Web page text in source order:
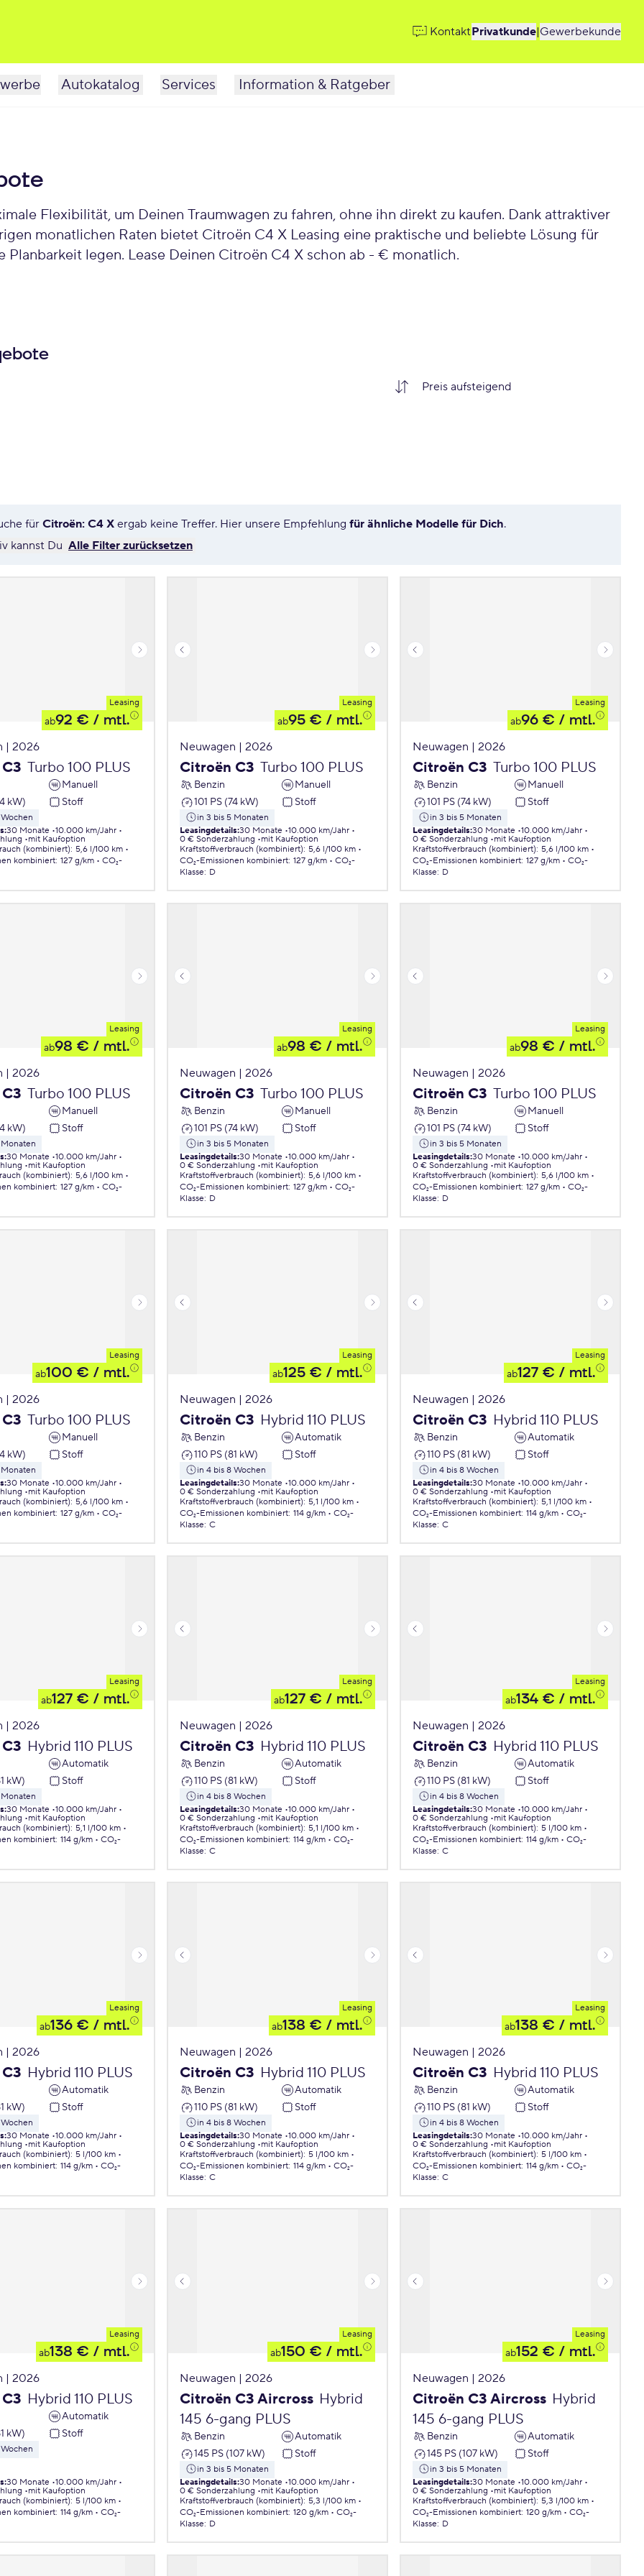
KontaktPrivatkunde|Gewerbekunde
Autokatalog Services Information & Ratgeber
Flexibilität, um Deinen Traumwagen zu fahren, ohne ihn direkt zu kaufen. Dank attraktiver
monatlichen Raten bietet Citroën C4 X Leasing eine praktische und beliebte Lösung für
legen. Lease Deinen Citroën C4 X schon ab - € monatlich.
fürCitroën: C4 X ergab keine Treffer. Hier unsere Empfehlung für ähnliche Modelle für Dich.
kannst Du Alle Filter zurücksetzen
Leasing
ab92 € / mtl.
| 2026
Turbo 100 PLUS
Manuell
kW)
Stoff
:30 Monate 10.000 km/Jahr
mit Kaufoption
(kombiniert): 5,6 l/100 km
kombiniert: 127 g/km
CO₂-
Leasing
ab95 € / mtl.
Neuwagen | 2026
Citroën C3 Turbo 100 PLUS
Benzin
Manuell
101 PS (74 kW)
Stoff
in 3 bis 5 Monaten
Leasingdetails:30 Monate 10.000 km/Jahr
0 € Sonderzahlung
mit Kaufoption
Kraftstoffverbrauch (kombiniert): 5,6 l/100 km
CO₂-Emissionen kombiniert: 127 g/km
CO₂-
Klasse: D
Leasing
ab96 € / mtl.
Neuwagen | 2026
Citroën C3 Turbo 100 PLUS
Benzin
Manuell
101 PS (74 kW)
Stoff
in 3 bis 5 Monaten
Leasingdetails:30 Monate 10.000 km/Jahr
0 € Sonderzahlung
mit Kaufoption
Kraftstoffverbrauch (kombiniert): 5,6 l/100 km
CO₂-Emissionen kombiniert: 127 g/km
CO₂-
Klasse: D
Leasing
ab98 € / mtl.
| 2026
Turbo 100 PLUS
Manuell
kW)
Stoff
:30 Monate 10.000 km/Jahr
mit Kaufoption
(kombiniert): 5,6 l/100 km
kombiniert: 127 g/km
CO₂-
Leasing
ab98 € / mtl.
Neuwagen | 2026
Citroën C3 Turbo 100 PLUS
Benzin
Manuell
101 PS (74 kW)
Stoff
in 3 bis 5 Monaten
Leasingdetails:30 Monate 10.000 km/Jahr
0 € Sonderzahlung
mit Kaufoption
Kraftstoffverbrauch (kombiniert): 5,6 l/100 km
CO₂-Emissionen kombiniert: 127 g/km
CO₂-
Klasse: D
Leasing
ab98 € / mtl.
Neuwagen | 2026
Citroën C3 Turbo 100 PLUS
Benzin
Manuell
101 PS (74 kW)
Stoff
in 3 bis 5 Monaten
Leasingdetails:30 Monate 10.000 km/Jahr
0 € Sonderzahlung
mit Kaufoption
Kraftstoffverbrauch (kombiniert): 5,6 l/100 km
CO₂-Emissionen kombiniert: 127 g/km
CO₂-
Klasse: D
Leasing
ab100 € / mtl.
| 2026
Turbo 100 PLUS
Manuell
kW)
Stoff
:30 Monate 10.000 km/Jahr
mit Kaufoption
(kombiniert): 5,6 l/100 km
kombiniert: 127 g/km
CO₂-
Leasing
ab125 € / mtl.
Neuwagen | 2026
Citroën C3 Hybrid 110 PLUS
Benzin
Automatik
110 PS (81 kW)
Stoff
in 4 bis 8 Wochen
Leasingdetails:30 Monate 10.000 km/Jahr
0 € Sonderzahlung
mit Kaufoption
Kraftstoffverbrauch (kombiniert): 5,1 l/100 km
CO₂-Emissionen kombiniert: 114 g/km
CO₂-
Klasse: C
Leasing
ab127 € / mtl.
Neuwagen | 2026
Citroën C3 Hybrid 110 PLUS
Benzin
Automatik
110 PS (81 kW)
Stoff
in 4 bis 8 Wochen
Leasingdetails:30 Monate 10.000 km/Jahr
0 € Sonderzahlung
mit Kaufoption
Kraftstoffverbrauch (kombiniert): 5,1 l/100 km
CO₂-Emissionen kombiniert: 114 g/km
CO₂-
Klasse: C
Leasing
ab127 € / mtl.
| 2026
Hybrid 110 PLUS
Automatik
kW)
Stoff
:30 Monate 10.000 km/Jahr
mit Kaufoption
(kombiniert): 5,1 l/100 km
kombiniert: 114 g/km
CO₂-
Leasing
ab127 € / mtl.
Neuwagen | 2026
Citroën C3 Hybrid 110 PLUS
Benzin
Automatik
110 PS (81 kW)
Stoff
in 4 bis 8 Wochen
Leasingdetails:30 Monate 10.000 km/Jahr
0 € Sonderzahlung
mit Kaufoption
Kraftstoffverbrauch (kombiniert): 5,1 l/100 km
CO₂-Emissionen kombiniert: 114 g/km
CO₂-
Klasse: C
Leasing
ab134 € / mtl.
Neuwagen | 2026
Citroën C3 Hybrid 110 PLUS
Benzin
Automatik
110 PS (81 kW)
Stoff
in 4 bis 8 Wochen
Leasingdetails:30 Monate 10.000 km/Jahr
0 € Sonderzahlung
mit Kaufoption
Kraftstoffverbrauch (kombiniert): 5 l/100 km
CO₂-Emissionen kombiniert: 114 g/km
CO₂-
Klasse: C
Leasing
ab136 € / mtl.
| 2026
Hybrid 110 PLUS
Automatik
kW)
Stoff
:30 Monate 10.000 km/Jahr
mit Kaufoption
(kombiniert): 5 l/100 km
kombiniert: 114 g/km
CO₂-
Leasing
ab138 € / mtl.
Neuwagen | 2026
Citroën C3 Hybrid 110 PLUS
Benzin
Automatik
110 PS (81 kW)
Stoff
in 4 bis 8 Wochen
Leasingdetails:30 Monate 10.000 km/Jahr
0 € Sonderzahlung
mit Kaufoption
Kraftstoffverbrauch (kombiniert): 5 l/100 km
CO₂-Emissionen kombiniert: 114 g/km
CO₂-
Klasse: C
Leasing
ab138 € / mtl.
Neuwagen | 2026
Citroën C3 Hybrid 110 PLUS
Benzin
Automatik
110 PS (81 kW)
Stoff
in 4 bis 8 Wochen
Leasingdetails:30 Monate 10.000 km/Jahr
0 € Sonderzahlung
mit Kaufoption
Kraftstoffverbrauch (kombiniert): 5 l/100 km
CO₂-Emissionen kombiniert: 114 g/km
CO₂-
Klasse: C
Leasing
ab138 € / mtl.
| 2026
Hybrid 110 PLUS
Automatik
kW)
Stoff
:30 Monate 10.000 km/Jahr
mit Kaufoption
(kombiniert): 5 l/100 km
kombiniert: 114 g/km
CO₂-
Leasing
ab150 € / mtl.
Neuwagen | 2026
Citroën C3 Aircross Hybrid
145 6-gang PLUS
Benzin
Automatik
145 PS (107 kW)
Stoff
in 3 bis 5 Monaten
Leasingdetails:30 Monate 10.000 km/Jahr
0 € Sonderzahlung
mit Kaufoption
Kraftstoffverbrauch (kombiniert): 5,3 l/100 km
CO₂-Emissionen kombiniert: 120 g/km
CO₂-
Klasse: D
Leasing
ab152 € / mtl.
Neuwagen | 2026
Citroën C3 Aircross Hybrid
145 6-gang PLUS
Benzin
Automatik
145 PS (107 kW)
Stoff
in 3 bis 5 Monaten
Leasingdetails:30 Monate 10.000 km/Jahr
0 € Sonderzahlung
mit Kaufoption
Kraftstoffverbrauch (kombiniert): 5,3 l/100 km
CO₂-Emissionen kombiniert: 120 g/km
CO₂-
Klasse: D